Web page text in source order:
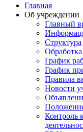
Главная
Об учреждении
Главный
Структура
График
График
Правила
Новости
Контроль